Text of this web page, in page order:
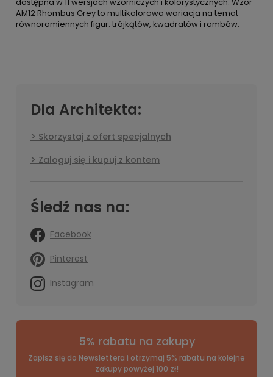
AM12 Rhombus Grey to multikolorowa wariacja na temat
równoramiennych figur: trójkątów, kwadratów i rombów.
Dla Architekta:
Skorzystaj z ofert specjalnych
Zaloguj się i kupuj z kontem
Śledź nas na:
Facebook
Pinterest
Instagram
5% rabatu na zakupy
Zapisz się do Newslettera i otrzymaj 5% rabatu na kolejne
zakupy powyżej 100 zł!